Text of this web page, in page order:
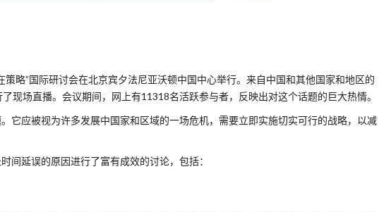
略”国际研讨会在北京宾夕法尼亚沃顿中国中心举行。来自中国和其他国家和地区的
现场直播。会议期间，网上有11318名活跃参与者，反映出对这个话题的巨大热情。
它应被视为许多发展中国家和区域的一场危机，需要立即实施切实可行的战略，以减
间延误的原因进行了富有成效的讨论，包括：